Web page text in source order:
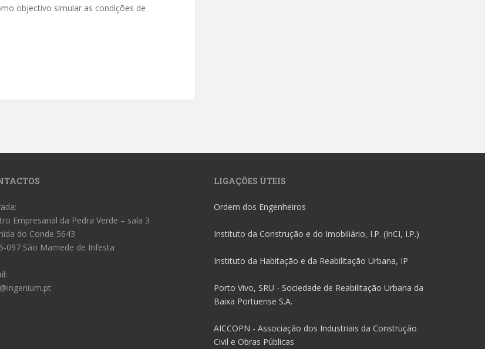
objectivo simular as condições de
Empresarial da Pedra Verde – sala 3
do Conde 5643
097 São Mamede de Infesta
LIGAÇÕES ÚTEIS
Ordem dos Engenheiros
Instituto da Construção e do Imobiliário, I.P. (InCI, I.P.)
Instituto da Habitação e da Reabilitação Urbana, IP
Porto Vivo, SRU - Sociedade de Reabilitação Urbana da
Baixa Portuense S.A.
AICCOPN - Associação dos Industriais da Construção
Civil e Obras Públicas